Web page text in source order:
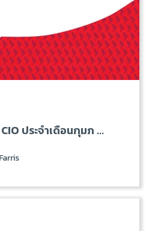
ประจำเดือนกุมภ ...